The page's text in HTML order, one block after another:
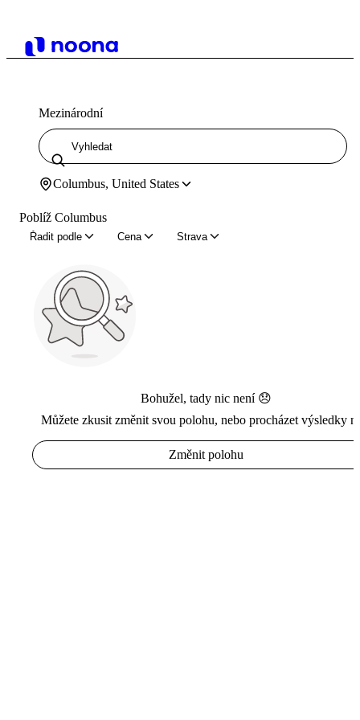
Mezinárodní
Columbus, United States
Poblíž Columbus
Řadit podle Cena Strava
Bohužel, tady nic není 😞
Můžete zkusit změnit svou polohu, nebo procházet výsledky
Změnit polohu